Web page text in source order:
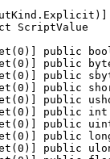
ScriptValue